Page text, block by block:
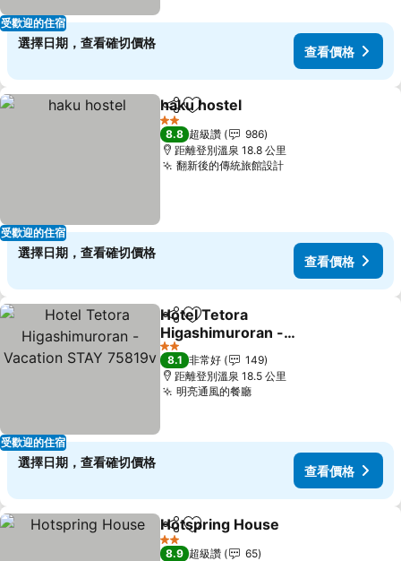
受歡迎的住宿
選擇日期，查看確切價格
查看價格
受歡迎的住宿
分享 加入我的最愛
haku hostel
2 星級
8.8 超級讚
986
距離登別溫泉 18.8 公里
翻新後的傳統旅館設計
選擇日期，查看確切價格
查看價格
受歡迎的住宿
分享 加入我的最愛
Hotel Tetora
Higashimuroran -
Vacation STAY 75819v
2 星級
8.1 非常好
149
距離登別溫泉 18.5 公里
明亮通風的餐廳
選擇日期，查看確切價格
查看價格
分享 加入我的最愛
Hotspring House
2 星級
8.9 超級讚
65